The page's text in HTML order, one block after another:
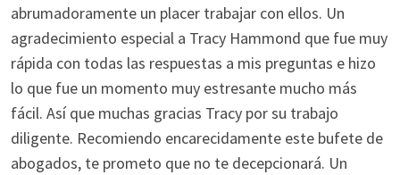
abrumadoramente un placer trabajar con ellos. Un
agradecimiento especial a Tracy Hammond que fue muy
rápida con todas las respuestas a mis preguntas e hizo
lo que fue un momento muy estresante mucho más
fácil. Así que muchas gracias Tracy por su trabajo
diligente. Recomiendo encarecidamente este bufete de
abogados, te prometo que no te decepcionará. Un